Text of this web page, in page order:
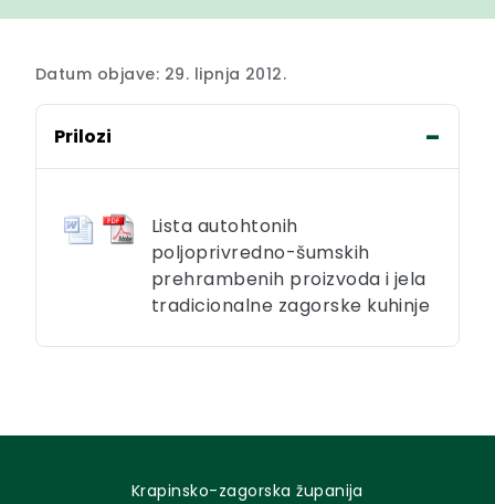
Datum objave: 29. lipnja 2012.
Prilozi
Lista autohtonih
poljoprivredno-šumskih
prehrambenih proizvoda i jela
tradicionalne zagorske kuhinje
Krapinsko-zagorska županija